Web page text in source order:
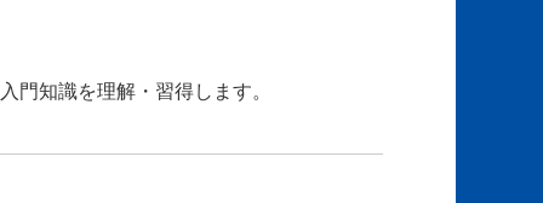
門知識を理解・習得します。